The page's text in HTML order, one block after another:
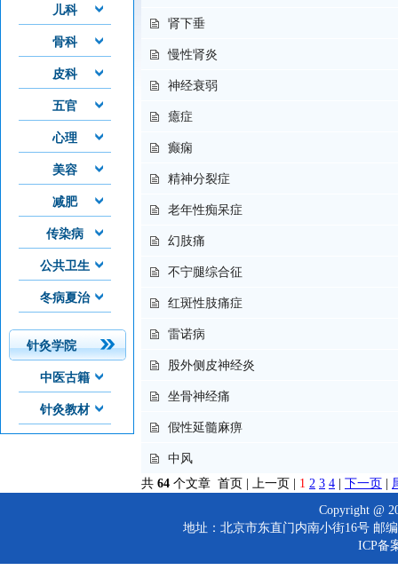
儿科
骨科
皮科
五官
心理
美容
减肥
传染病
公共卫生
冬病夏治
针灸学院
中医古籍
针灸教材
肾下垂
慢性肾炎
神经衰弱
癔症
癫痫
精神分裂症
老年性痴呆症
幻肢痛
不宁腿综合征
红斑性肢痛症
雷诺病
股外侧皮神经炎
坐骨神经痛
假性延髓麻痹
中风
共 64 个文章 首页 | 上一页 | 1 2 3 4 下一页
Copyright @
地址：北京市东直门内南小街16号 邮
ICP备